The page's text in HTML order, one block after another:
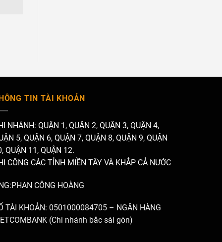
TIN TÀI KHOẢN
NHÁNH: QUẬN 1, QUẬN 2, QUẬN 3, QUẬN 4,
5, QUẬN 6, QUẬN 7, QUẬN 8, QUẬN 9, QUẬN
QUẬN 11, QUẬN 12.
CÔNG CÁC TỈNH MIỀN TÂY VÀ KHẮP CẢ NƯỚC
CÔNG HOÀNG
TÀI KHOẢN: 0501000084705 – NGÂN HÀNG
(Chi nhánh bắc sài gòn)